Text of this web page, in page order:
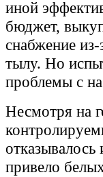
иной
бюджет,
снабжение
тылу. Но
проблемы с
Несмотря на
привело